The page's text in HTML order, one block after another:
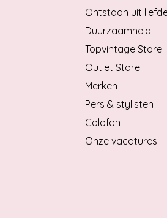
Ontstaan uit
Duurzaamheid
Topvintage Store
Outlet Store
Merken
Pers & stylisten
Colofon
Onze vacatures